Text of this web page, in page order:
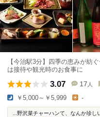
【今治駅3分】四季の恵みが紡
は接待や観光時のお食事に
3.07 17 人
￥5,000～￥5,999 -
...野沢菜チャーハンて、なんか珍